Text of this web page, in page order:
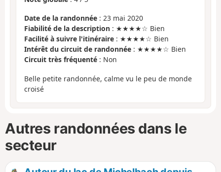
Date de la randonnée : 23 mai 2020
Fiabilité de la description : ★★★★☆ Bien
Facilité à suivre l'itinéraire : ★★★★☆ Bien
Intérêt du circuit de randonnée : ★★★★☆ Bien
Circuit très fréquenté : Non
Belle petite randonnée, calme vu le peu de monde
croisé
Autres randonnées dans le
secteur